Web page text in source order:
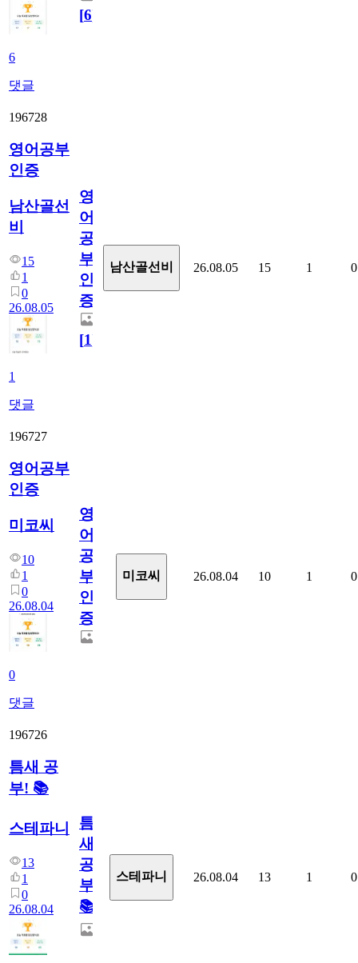
6
댓글
[6]
196728
영어공부
인증
남산골선
비
15
1
0
26.08.05
1
댓글
영
어
공
부
인
증
[1]
남산골선비 26.08.05 15 1 0
196727
영어공부
인증
미코씨
10
1
0
26.08.04
0
댓글
영
어
공
부
인
증
미코씨 26.08.04 10 1 0
196726
틈새 공
부! 📚
스테파니
13
1
0
26.08.04
틈
새
공
부!
📚
스테파니 26.08.04 13 1 0